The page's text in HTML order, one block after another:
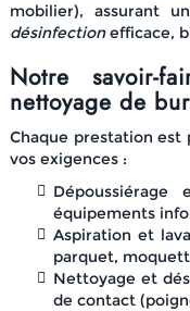
mobilier), assurant
désinfectionefficace,
Notre savoir-
nettoyage de
Chaque prestation est
vos exigences :
équipements
Aspiration et
parquet,
Nettoyage et
de contact